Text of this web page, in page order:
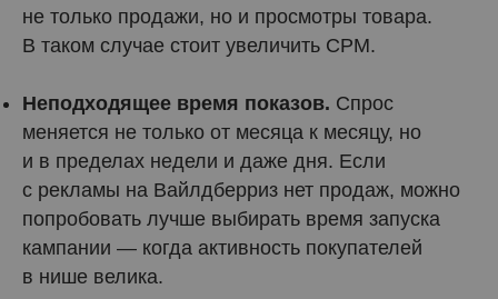
не только продажи, но и просмотры товара.
В таком случае стоит увеличить CPM.
Неподходящее время показов. Спрос
меняется не только от месяца к месяцу, но
и в пределах недели и даже дня. Если
с рекламы на Вайлдберриз нет продаж, можно
попробовать лучше выбирать время запуска
кампании — когда активность покупателей
в нише велика.